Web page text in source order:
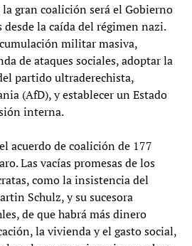
gran coalición será el Gobierno
la caída del régimen nazi.
militar masiva,
de ataques sociales, adoptar la
partido ultraderechista,
(AfD), y establecer un Estado
interna.
acuerdo de coalición de 177
Las vacías promesas de los
como la insistencia del
Schulz, y su sucesora
de que habrá más dinero
la vivienda y el gasto social,